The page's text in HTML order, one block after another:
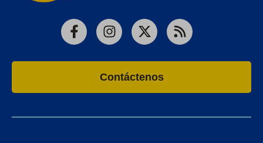
FacebookInstagram
X RSS
Contáctenos